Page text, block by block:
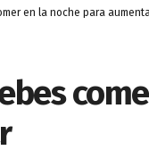
en la noche para